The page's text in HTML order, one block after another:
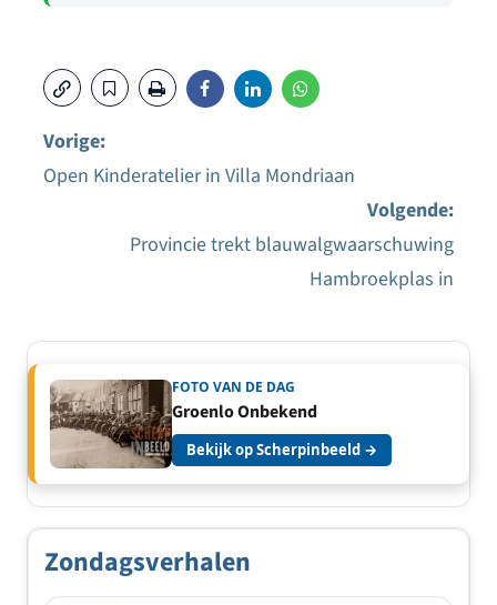
Bericht
navigatie
Vorige:
Open Kinderatelier in Villa Mondriaan
Volgende:
Provincie trekt blauwalgwaarschuwing
Hambroekplas in
FOTO VAN DE DAG
Groenlo Onbekend
Bekijk op Scherpinbeeld →
Zondagsverhalen